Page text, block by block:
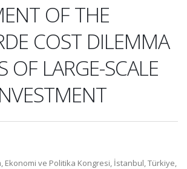
OF THE
COST DILEMMA
OF LARGE-SCALE
Ekonomi ve Politika Kongresi, İstanbul, Türkiye,